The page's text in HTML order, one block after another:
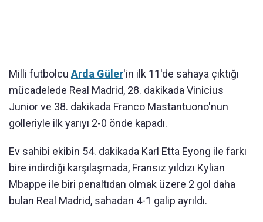
Milli futbolcu Arda Güler'in ilk 11'de sahaya çıktığı
mücadelede Real Madrid, 28. dakikada Vinicius
Junior ve 38. dakikada Franco Mastantuono'nun
golleriyle ilk yarıyı 2-0 önde kapadı.
Ev sahibi ekibin 54. dakikada Karl Etta Eyong ile farkı
bire indirdiği karşılaşmada, Fransız yıldızı Kylian
Mbappe ile biri penaltıdan olmak üzere 2 gol daha
bulan Real Madrid, sahadan 4-1 galip ayrıldı.